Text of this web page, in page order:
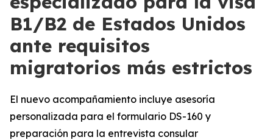
B1/B2 de Estados Unidos
ante requisitos
migratorios más estrictos
El nuevo acompañamiento incluye asesoría
personalizada para el formulario DS-160 y
preparación para la entrevista consular